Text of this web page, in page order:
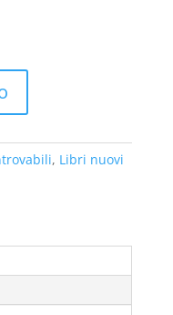
, Libri nuovi